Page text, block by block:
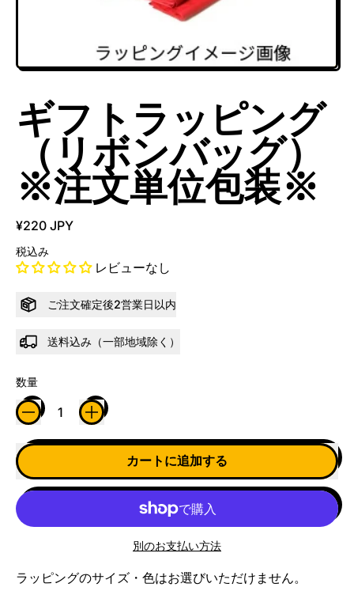
ギフトラッピング
（リボンバッグ）
※注文単位包装※
¥220 JPY
税込み
レビューなし
ご注文確定後2営業日以内
送料込み（一部地域除く）
数量
カートに追加する
別のお支払い方法
ラッピングのサイズ・色はお選びいただけません。